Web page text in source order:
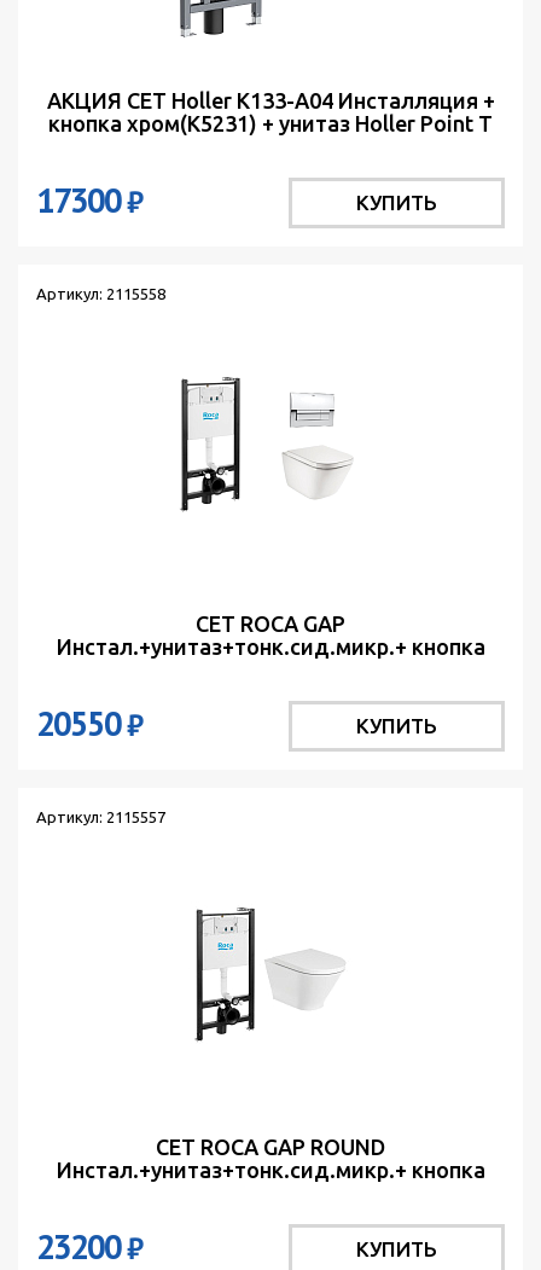
АКЦИЯ СЕТ Holler K133-A04 Инсталляция +
кнопка хром(K5231) + унитаз Holler Point T
17300₽ КУПИТЬ
Артикул: 2115558
СЕТ ROCA GAP
Инстал.+унитаз+тонк.сид.микр.+ кнопка
20550₽ КУПИТЬ
Артикул: 2115557
СЕТ ROCA GAP ROUND
Инстал.+унитаз+тонк.сид.микр.+ кнопка
23200₽ КУПИТЬ